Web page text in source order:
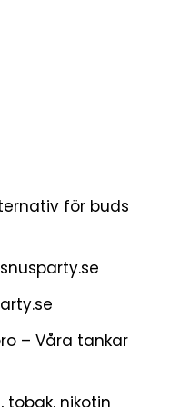
för buds
– Våra tankar
tobak, nikotin